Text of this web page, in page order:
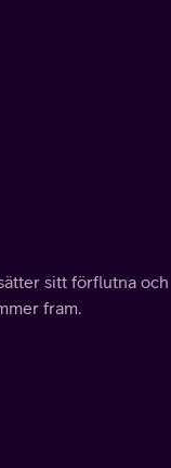
sitt förflutna och
fram.